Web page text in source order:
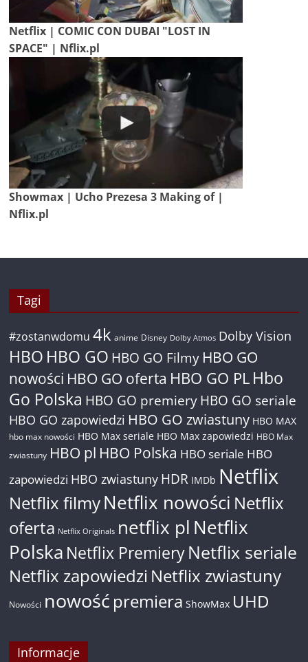
Netflix | COMIC CON DUBAI "LOST IN
SPACE" | Nflix.pl
Showmax | Ucho Prezesa 3 Making of |
Nflix.pl
Tagi
#zostanwdomu 4k anime Disney Dolby Atmos Dolby Vision
HBO HBO GO HBO GO Filmy HBO GO
nowości HBO GO oferta HBO GO PL Hbo
Go Polska HBO GO premiery HBO GO seriale
HBO GO zapowiedzi HBO GO zwiastuny HBO MAX
hbo max nowości HBO Max seriale HBO Max zapowiedzi HBO Max
zwiastuny HBO pl HBO Polska HBO seriale HBO
zapowiedzi HBO zwiastuny HDR IMDb Netflix
Netflix filmyNetflix nowości Netflix
oferta Netflix Originals netflix pl Netflix
Polska Netflix PremieryNetflix seriale
Netflix zapowiedzi Netflix zwiastuny
Nowości nowość premiera ShowMax UHD
Informacje